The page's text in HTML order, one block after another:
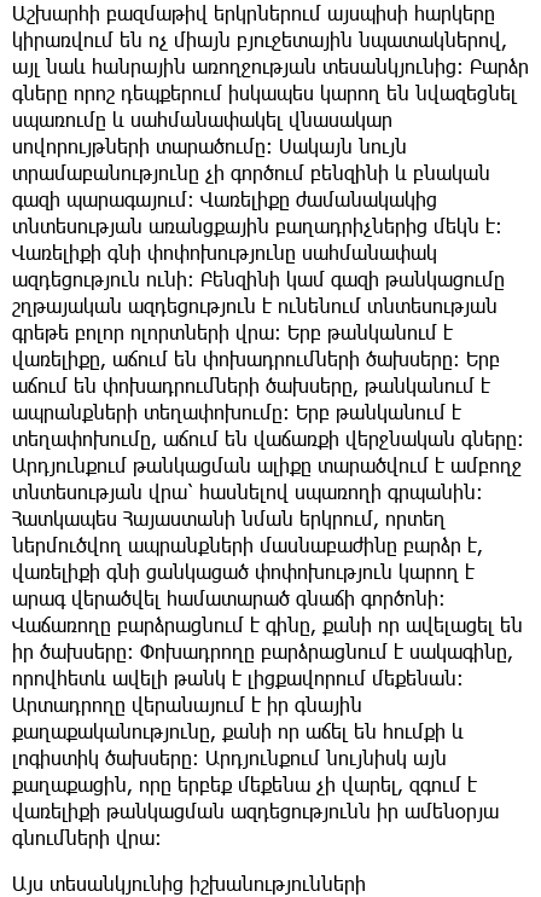
Աշխարհի բազմաթիվ երկրներում այսպիսի հարկերը
կիրառվում են ոչ միայն բյուջետային նպատակներով,
այլ նաև հանրային առողջության տեսանկյունից։ Բարձր
գները որոշ դեպքերում իսկապես կարող են նվազեցնել
սպառումը և սահմանափակել վնասակար
սովորույթների տարածումը։ Սակայն նույն
տրամաբանությունը չի գործում բենզինի և բնական
գազի պարագայում։ Վառելիքը ժամանակակից
տնտեսության առանցքային բաղադրիչներից մեկն է։
Վառելիքի գնի փոփոխությունը սահմանափակ
ազդեցություն ունի։ Բենզինի կամ գազի թանկացումը
շղթայական ազդեցություն է ունենում տնտեսության
գրեթե բոլոր ոլորտների վրա։ Երբ թանկանում է
վառելիքը, աճում են փոխադրումների ծախսերը։ Երբ
աճում են փոխադրումների ծախսերը, թանկանում է
ապրանքների տեղափոխումը։ Երբ թանկանում է
տեղափոխումը, աճում են վաճառքի վերջնական գները։
Արդյունքում թանկացման ալիքը տարածվում է ամբողջ
տնտեսության վրա՝ հասնելով սպառողի գրպանին։
Հատկապես Հայաստանի նման երկրում, որտեղ
ներմուծվող ապրանքների մասնաբաժինը բարձր է,
վառելիքի գնի ցանկացած փոփոխություն կարող է
արագ վերածվել համատարած գնաճի գործոնի։
Վաճառողը բարձրացնում է գինը, քանի որ ավելացել են
իր ծախսերը։ Փոխադրողը բարձրացնում է սակագինը,
որովհետև ավելի թանկ է լիցքավորում մեքենան։
Արտադրողը վերանայում է իր գնային
քաղաքականությունը, քանի որ աճել են հումքի և
լոգիստիկ ծախսերը։ Արդյունքում նույնիսկ այն
քաղաքացին, որը երբեք մեքենա չի վարել, զգում է
վառելիքի թանկացման ազդեցությունն իր ամենօրյա
գնումների վրա։
Այս տեսանկյունից իշխանությունների